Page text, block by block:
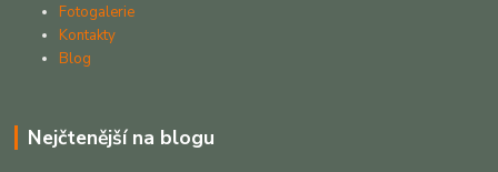
Fotogalerie
Kontakty
Blog
Nejčtenější na blogu